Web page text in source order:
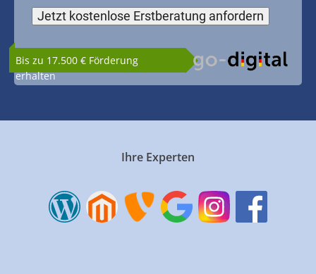
Bis zu 17.500 € Förderung
erhalten
Ihre Experten